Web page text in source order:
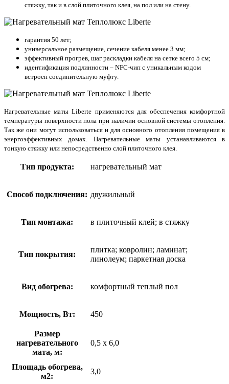
стяжку, так и в слой плиточного клея, на пол или на стену.
гарантия 50 лет;
универсальное размещение, сечение кабеля менее 3 мм;
эффективный прогрев, шаг раскладки кабеля на сетке всего 5 см;
идентификация подлинности – NFC-чип с уникальным кодом
встроен соединительную муфту.
Нагревательные маты Liberte применяются для обеспечения комфортной
температуры поверхности пола при наличии основной системы отопления.
Так же они могут использоваться и для основного отопления помещения в
энергоэффективных домах. Нагревательные маты устанавливаются в
тонкую стяжку или непосредственно слой плиточного клея.
Тип продукта: нагревательный мат
Способ подключения: двужильный
Тип монтажа: в плиточный клей; в стяжку
Тип покрытия:
плитка; ковролин; ламинат;
линолеум; паркетная доска
Вид обогрева: комфортный теплый пол
Мощность, Вт: 450
Размер
нагревательного
мата, м:
0,5 х 6,0
Площадь обогрева,
м2:
3,0